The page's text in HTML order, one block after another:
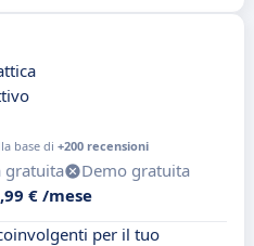
base di +200 recensioni
gratuita
Demo gratuita
€ /mese
per il tuo